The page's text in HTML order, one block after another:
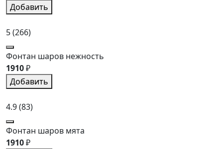
Добавить
5(266)
Фонтан шаров нежность
1910₽
Добавить
4.9(83)
Фонтан шаров мята
1910₽